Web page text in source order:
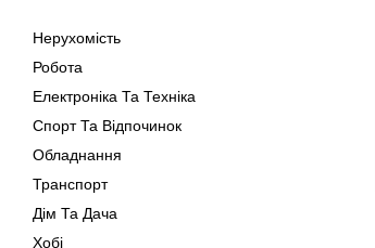
Нерухомість
Робота
Електроніка Та Техніка
Спорт Та Відпочинок
Обладнання
Транспорт
Дім Та Дача
Хобі